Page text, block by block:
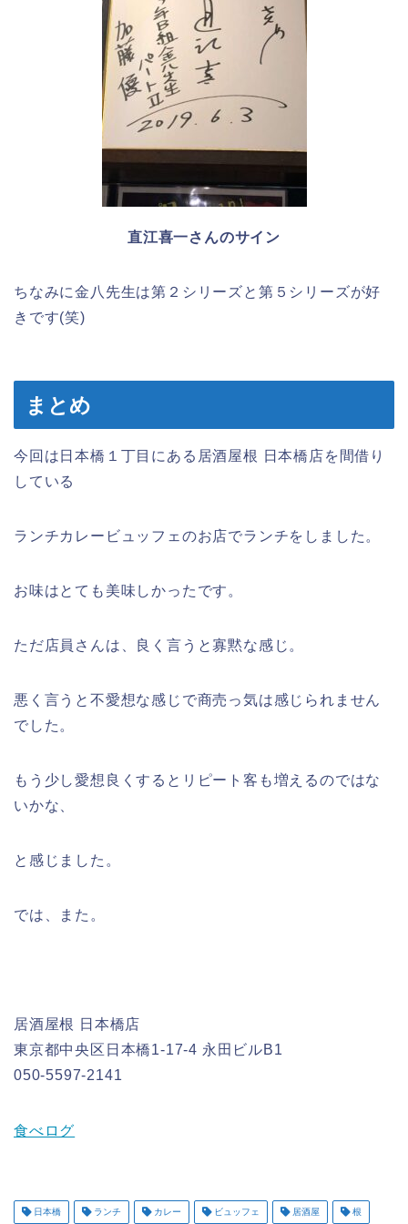
直江喜一さんのサイン
ちなみに金八先生は第２シリーズと第５シリーズが好
きです(笑)
まとめ
今回は日本橋１丁目にある居酒屋根 日本橋店を間借り
している
ランチカレービュッフェのお店でランチをしました。
お味はとても美味しかったです。
ただ店員さんは、良く言うと寡黙な感じ。
悪く言うと不愛想な感じで商売っ気は感じられません
でした。
もう少し愛想良くするとリピート客も増えるのではな
いかな、
と感じました。
では、また。
居酒屋根 日本橋店
東京都中央区日本橋1-17-4 永田ビルB1
050-5597-2141
食べログ
日本橋 ランチ カレー ビュッフェ 居酒屋 根